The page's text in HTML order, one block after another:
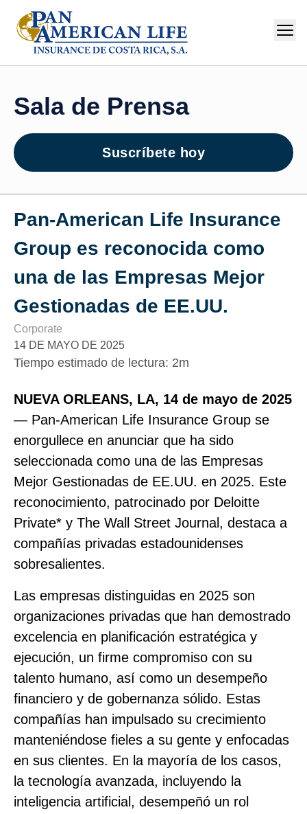
Sala de Prensa
Suscríbete hoy
Pan‑American Life Insurance
Group es reconocida como
una de las Empresas Mejor
Gestionadas de EE.UU.
Corporate
14 DE MAYO DE 2025
Tiempo estimado de lectura: 2m
NUEVA ORLEANS, LA, 14 de mayo de 2025
— Pan‑American Life Insurance Group se
enorgullece en anunciar que ha sido
seleccionada como una de las Empresas
Mejor Gestionadas de EE.UU. en 2025. Este
reconocimiento, patrocinado por Deloitte
Private* y The Wall Street Journal, destaca a
compañías privadas estadounidenses
sobresalientes.
Las empresas distinguidas en 2025 son
organizaciones privadas que han demostrado
excelencia en planificación estratégica y
ejecución, un firme compromiso con su
talento humano, así como un desempeño
financiero y de gobernanza sólido. Estas
compañías han impulsado su crecimiento
manteniéndose fieles a su gente y enfocadas
en sus clientes. En la mayoría de los casos,
la tecnología avanzada, incluyendo la
inteligencia artificial, desempeñó un rol